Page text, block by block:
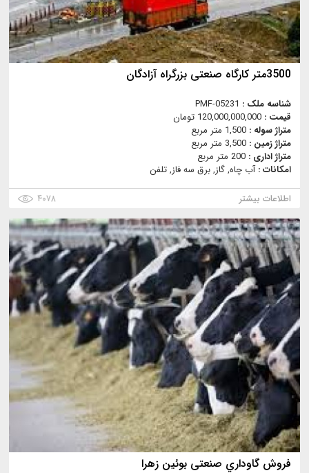
3500متر کارگاه صنعتی بزرگراه آزادگان
شناسه ملک : PMF-05231
قیمت : 120,000,000,000 تومان
متراژ سوله : 1,500 متر مربع
متراژ زمین : 3,500 متر مربع
متراژ اداری : 200 متر مربع
امکانات :آب چاه, گاز, برق سه فاز, تلفن
اطلاعات بیشتر
۴۰۷۸
فروش گاوداري صنعتی بوئین زهرا